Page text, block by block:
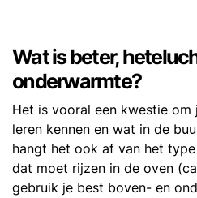
Wat is beter,
onderwarmte?
Het is vooral een kwestie om
leren kennen en wat in de
hangt het ook af van het
dat moet rijzen in de oven
gebruik je best boven- en